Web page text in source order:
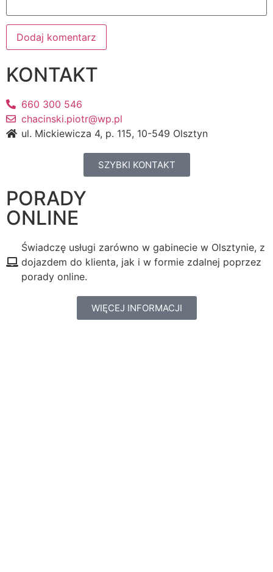
KONTAKT
660 300 546
chacinski.piotr@wp.pl
ul. Mickiewicza 4, p. 115, 10-549 Olsztyn
SZYBKI KONTAKT
PORADY
ONLINE
Świadczę usługi zarówno w gabinecie w Olsztynie, z
dojazdem do klienta, jak i w formie zdalnej poprzez
porady online.
WIĘCEJ INFORMACJI